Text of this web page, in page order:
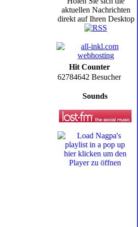
aktuellen Nachrichten
direkt auf Ihren Desktop
Hit Counter
62784642 Besucher
Sounds
hier klicken um den
Player zu öffnen